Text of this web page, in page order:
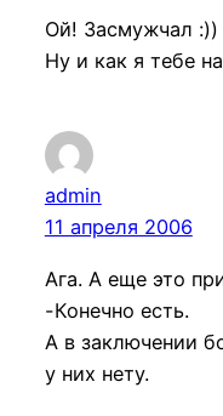
Ой! Засмужчал :))
Ну и как я тебе
admin
11 апреля 2006
Ага. А еще это
-Конечно есть.
А в заключении
у них нету.